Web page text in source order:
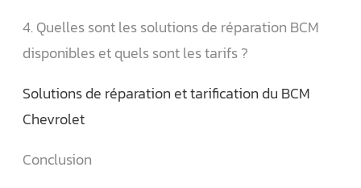
4. Quelles sont les solutions de réparation BCM
disponibles et quels sont les tarifs ?
Solutions de réparation et tarification du BCM
Chevrolet
Conclusion